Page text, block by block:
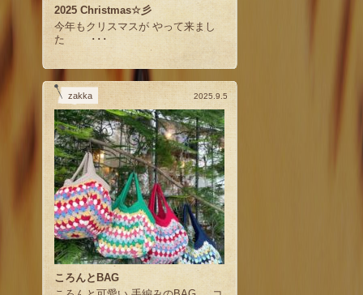
2025 Christmas☆彡
今年もクリスマスが やって来まし
た ･･･
zakka 2025.9.5
ころんとBAG